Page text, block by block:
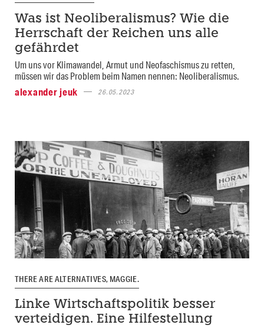
Was ist Neoliberalismus? Wie die
Herrschaft der Reichen uns alle
gefährdet
Um uns vor Klimawandel, Armut und Neofaschismus zu retten,
müssen wir das Problem beim Namen nennen: Neoliberalismus.
alexander jeuk
26.05.2023
THERE ARE ALTERNATIVES, MAGGIE.
Linke Wirtschaftspolitik besser
verteidigen. Eine Hilfestellung